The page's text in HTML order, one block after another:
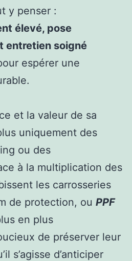
y penser :
élevé, pose
entretien soigné
espérer une
et la valeur de sa
uniquement des
ou des
à la multiplication des
les carrosseries
de protection, ou PPF
en plus
de préserver leur
s’agisse d’anticiper